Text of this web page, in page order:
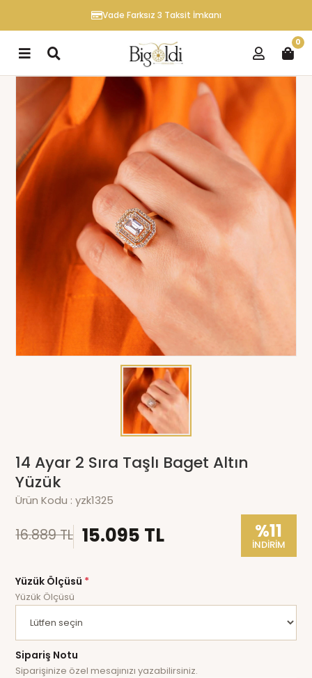
Vade Farksız 3 Taksit İmkanı
0
14 Ayar 2 Sıra Taşlı Baget Altın
Yüzük
Ürün Kodu :yzk1325
16.889 TL 15.095 TL %11
İNDİRİM
Yüzük Ölçüsü *
Yüzük Ölçüsü
Sipariş Notu
Siparişinize özel mesajınızı yazabilirsiniz.